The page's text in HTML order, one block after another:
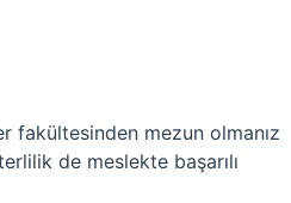
mezun olmanız
de meslekte başarılı